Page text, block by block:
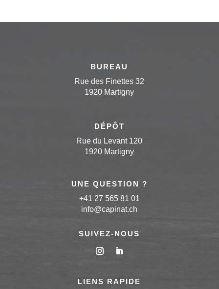
BUREAU
Rue des Finettes 32
1920 Martigny
DÉPÔT
Rue du Levant 120
1920 Martigny
UNE QUESTION ?
+41 27 565 81 01
info@capinat.ch
SUIVEZ-NOUS
LIENS RAPIDE